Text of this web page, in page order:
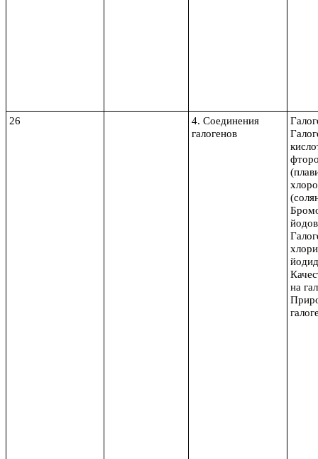
26
4. Соединения
галогенов
на